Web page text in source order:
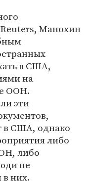
Манохин
в США,
на
ООН.
эти
в США, однако
либо
либо
не
в них.